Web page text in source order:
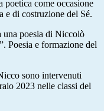
poetica come occasione
e di costruzione del Sé.
una poesia di Niccolò
Poesia e formazione del
sono intervenuti
2023 nelle classi del